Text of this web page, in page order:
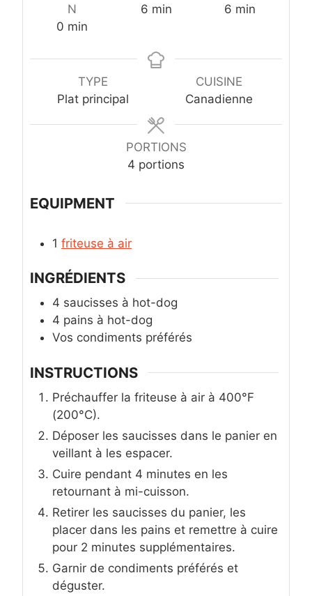
N
0m
n
t
min
6m
u
min
6 m
u
t
e
min
TYPE
Plat principal
CUISINE
Canadienne
PORTIONS
4 portions
EQUIPMENT
1 friteuse à air
INGRÉDIENTS
4 saucisses à hot-dog
4 pains à hot-dog
Vos condiments préférés
INSTRUCTIONS
Préchauffer la friteuse à air à 400°F
(200°C).
Déposer les saucisses dans le panier en
veillant à les espacer.
Cuire pendant 4 minutes en les
retournant à mi-cuisson.
Retirer les saucisses du panier, les
placer dans les pains et remettre à cuire
pour 2 minutes supplémentaires.
Garnir de condiments préférés et
déguster.